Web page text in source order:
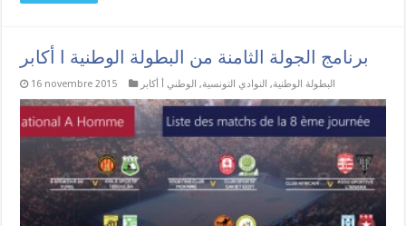
برنامج الجولة الثامنة من البطولة الوطنية ا أكابر
16 novembre 2015 البطولة الوطنية, النوادي التونسية, الوطني أ أكابر